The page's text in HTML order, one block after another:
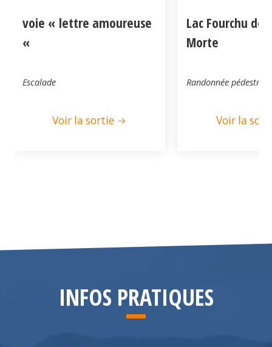
voie « lettre amoureuse
«
Escalade
Voir la sortie
Lac Fourchu
Morte
Randonnée pédestre
Voir la
INFOS PRATIQUES